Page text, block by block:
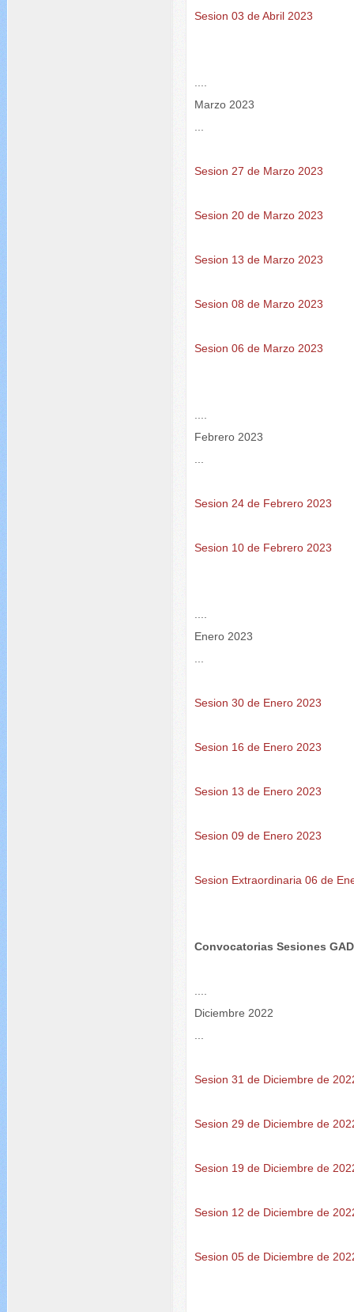
Sesion 03 de Abril 2023
Marzo 2023
Sesion 27 de Marzo 2023
Sesion 20 de Marzo 2023
Sesion 13 de Marzo 2023
Sesion 08 de Marzo 2023
Sesion 06 de Marzo 2023
Febrero 2023
Sesion 24 de Febrero 2023
Sesion 10 de Febrero 2023
Enero 2023
Sesion 30 de Enero 2023
Sesion 16 de Enero 2023
Sesion 13 de Enero 2023
Sesion 09 de Enero 2023
Sesion Extraordinaria 06 de
Convocatorias Sesiones
Diciembre 2022
Sesion 31 de Diciembre de
Sesion 29 de Diciembre de
Sesion 19 de Diciembre de
Sesion 12 de Diciembre de
Sesion 05 de Diciembre de